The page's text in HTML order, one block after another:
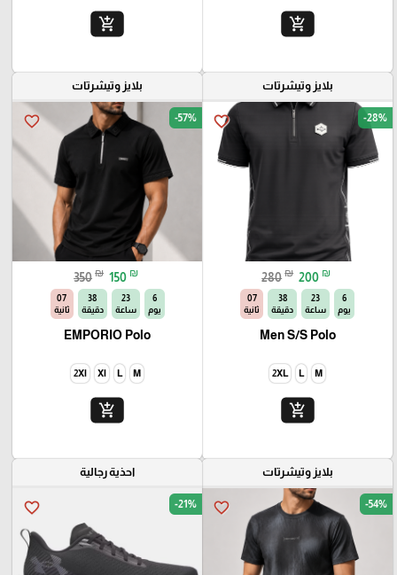
add_shopping_cart
add_shopping_cart
بلايز وتيشرتات
favorite_border -28%
280 ₪ 200 ₪
6
يوم
23
ساعة
38
دقيقة
06
ثانية
Men S/S Polo
M
L
2XL
add_shopping_cart
بلايز وتيشرتات
favorite_border -57%
350 ₪ 150 ₪
6
يوم
23
ساعة
38
دقيقة
06
ثانية
EMPORIO Polo
M
L
Xl
2Xl
add_shopping_cart
بلايز وتيشرتات
favorite_border -54%
احذية رجالية
favorite_border -21%